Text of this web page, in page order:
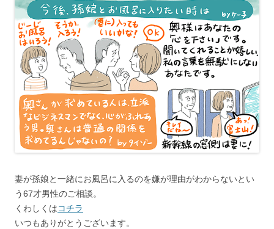
妻が孫娘と一緒にお風呂に入るのを嫌が理由がわからないとい
う67才男性のご相談。
くわしくはコチラ
いつもありがとうございます。